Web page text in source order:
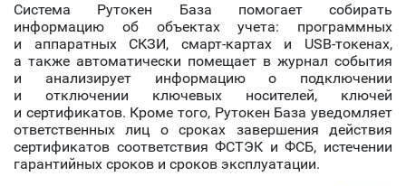
Система Рутокен База помогает собирать
информацию об объектах учета: программных
и аппаратных СКЗИ, смарт-картах и USB-токенах,
а также автоматически помещает в журнал события
и анализирует информацию о подключении
и отключении ключевых носителей, ключей
и сертификатов. Кроме того, Рутокен База уведомляет
ответственных лиц о сроках завершения действия
сертификатов соответствия ФСТЭК и ФСБ, истечении
гарантийных сроков и сроков эксплуатации.